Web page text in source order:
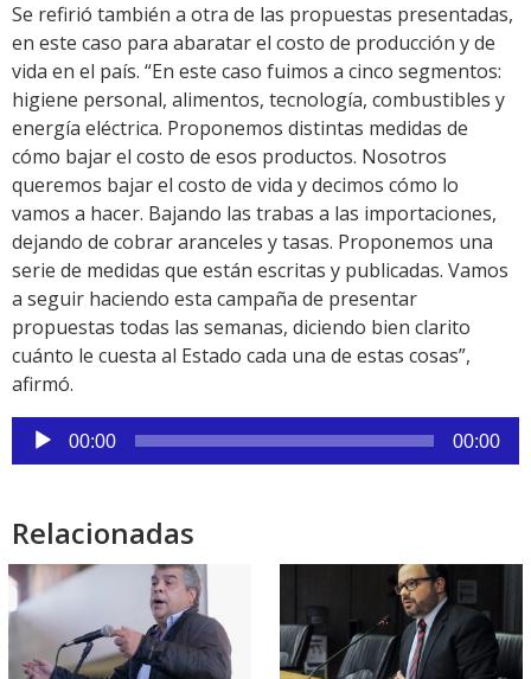
Se refirió también a otra de las propuestas presentadas,
en este caso para abaratar el costo de producción y de
vida en el país. “En este caso fuimos a cinco segmentos:
higiene personal, alimentos, tecnología, combustibles y
energía eléctrica. Proponemos distintas medidas de
cómo bajar el costo de esos productos. Nosotros
queremos bajar el costo de vida y decimos cómo lo
vamos a hacer. Bajando las trabas a las importaciones,
dejando de cobrar aranceles y tasas. Proponemos una
serie de medidas que están escritas y publicadas. Vamos
a seguir haciendo esta campaña de presentar
propuestas todas las semanas, diciendo bien clarito
cuánto le cuesta al Estado cada una de estas cosas”,
afirmó.
Reproductor
de
00:00 00:00
Relacionadas